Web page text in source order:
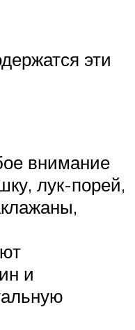
эти
внимание
лук-порей,
и